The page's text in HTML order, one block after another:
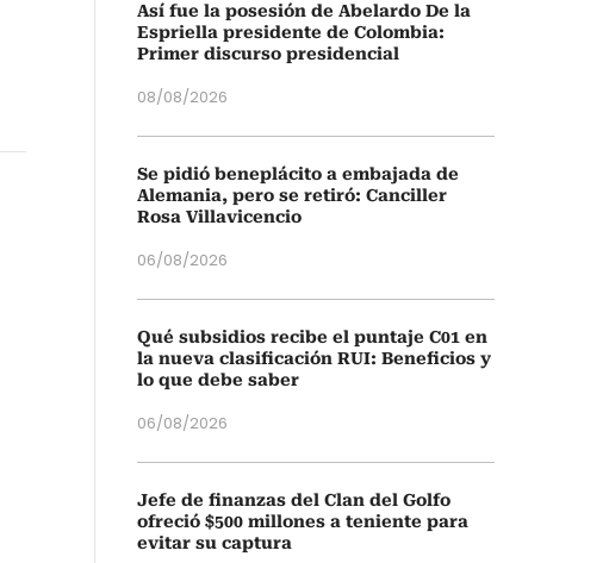
Así fue la posesión de Abelardo De la
Espriella presidente de Colombia:
Primer discurso presidencial
08/08/2026
Se pidió beneplácito a embajada de
Alemania, pero se retiró: Canciller
Rosa Villavicencio
06/08/2026
Qué subsidios recibe el puntaje C01 en
la nueva clasificación RUI: Beneficios y
lo que debe saber
06/08/2026
Jefe de finanzas del Clan del Golfo
ofreció $500 millones a teniente para
evitar su captura